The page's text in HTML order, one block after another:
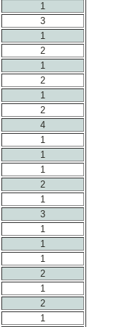
1
3
1
2
1
2
1
2
4
1
1
1
2
1
3
1
1
1
2
1
2
1